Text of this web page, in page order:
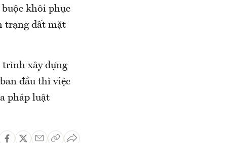
khôi phục
trạng đất mặt
trình xây dựng
đầu thì việc
pháp luật